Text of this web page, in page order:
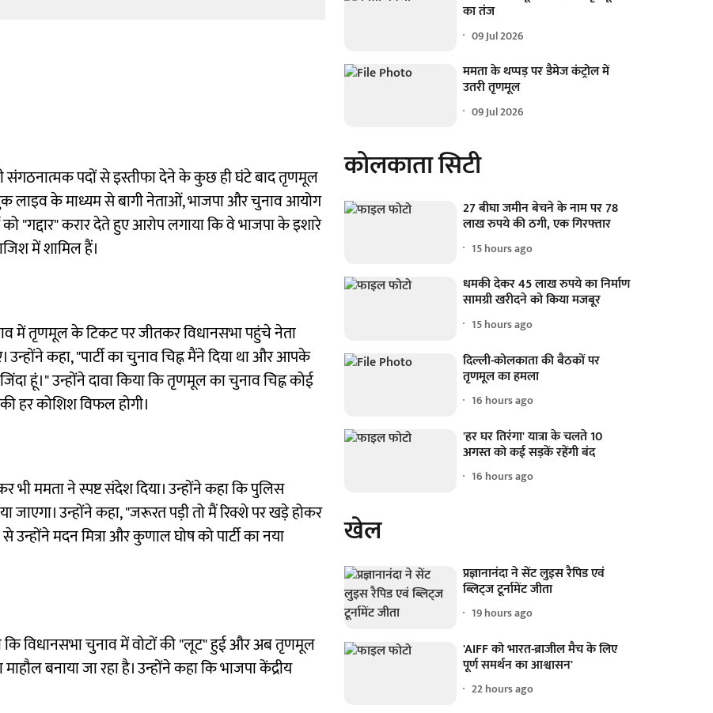
संगठनात्मक पदों से इस्तीफा देने के कुछ ही घंटे बाद तृणमूल
लाइव के माध्यम से बागी नेताओं, भाजपा और चुनाव आयोग
"गद्दार" करार देते हुए आरोप लगाया कि वे भाजपा के इशारे
में शामिल हैं।
में तृणमूल के टिकट पर जीतकर विधानसभा पहुंचे नेता
उन्होंने कहा, "पार्टी का चुनाव चिह्न मैंने दिया था और आपके
हूं।" उन्होंने दावा किया कि तृणमूल का चुनाव चिह्न कोई
हर कोशिश विफल होगी।
भी ममता ने स्पष्ट संदेश दिया। उन्होंने कहा कि पुलिस
जाएगा। उन्होंने कहा, "जरूरत पड़ी तो मैं रिक्शे पर खड़े होकर
मदन मित्रा और कुणाल घोष को पार्टी का नया
कि विधानसभा चुनाव में वोटों की "लूट" हुई और अब तृणमूल
बनाया जा रहा है। उन्होंने कहा कि भाजपा केंद्रीय
का तंज
09 Jul 2026
ममता के थप्पड़ पर डैमेज कंट्रोल में
उतरी तृणमूल
09 Jul 2026
कोलकाता सिटी
27 बीघा जमीन बेचने के नाम पर 78
लाख रुपये की ठगी, एक गिरफ्तार
15 hours ago
धमकी देकर 45 लाख रुपये का निर्माण
सामग्री खरीदने को किया मजबूर
15 hours ago
दिल्ली-कोलकाता की बैठकों पर
तृणमूल का हमला
16 hours ago
'हर घर तिरंगा' यात्रा के चलते 10
अगस्त को कई सड़कें रहेंगी बंद
16 hours ago
खेल
प्रज्ञानानंदा ने सेंट लुइस रैपिड एवं
ब्लिट्ज टूर्नामेंट जीता
19 hours ago
'AIFF को भारत-ब्राजील मैच के लिए
पूर्ण समर्थन का आश्वासन'
22 hours ago